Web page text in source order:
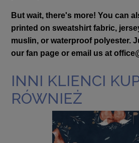
But wait, there's more! You can
printed on sweatshirt fabric,
muslin, or waterproof polyester.
our fan page or email us at
INNI KLIENCI
RÓWNIEŻ